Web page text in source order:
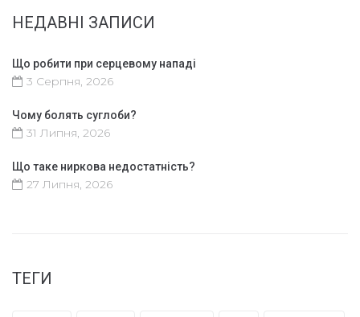
НЕДАВНІ ЗАПИСИ
Що робити при серцевому нападі
3 Серпня, 2026
Чому болять суглоби?
31 Липня, 2026
Що таке ниркова недостатність?
27 Липня, 2026
ТЕГИ